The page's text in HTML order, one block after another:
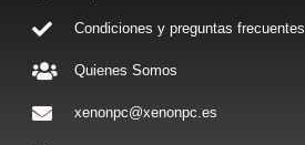
Condiciones y preguntas frecuentes
Quienes Somos
xenonpc@xenonpc.es